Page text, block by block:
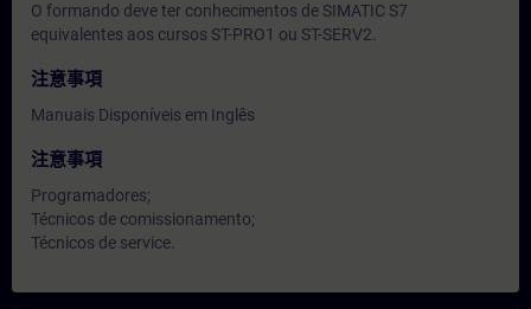
O formando deve ter conhecimentos de SIMATIC S7
equivalentes aos cursos ST-PRO1 ou ST-SERV2.
注意事項
Manuais Disponíveis em Inglês
注意事項
Programadores;
Técnicos de comissionamento;
Técnicos de service.